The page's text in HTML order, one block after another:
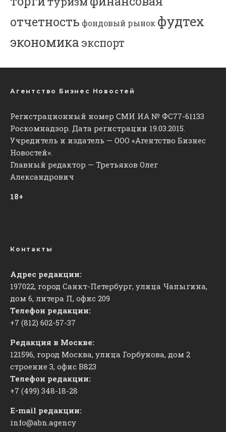
отчетность фондовый рынок фудтех
экономика экспорт
Агентство Бизнес Новостей
Регистрационный номер СМИ ИА № ФС77-61133
Роскомнадзор. Дата регистрации 19.03.2015.
Учредитель и издатель — ООО «Агентство Бизнес
Новостей».
Главный редактор — Третьяков Олег
Александрович
18+
Контакты
Адрес редакции:
197022, город Санкт-Петербург, улица Чапыгина,
дом 6, литера П, офис 209
Телефон редакции:
+7 (812) 602-57-37
Редакция в Москве:
121596, город Москва, улица Горбунова, дом 2
строение 3, офис ​В823
Телефон редакции:
+7 (499) 348-18-28
E-mail редакции:
info@abn.agency